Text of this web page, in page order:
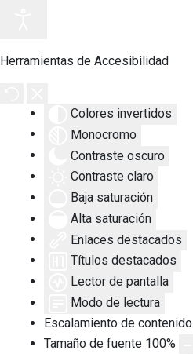
Herramientas de Accesibilidad
Colores invertidos
Monocromo
Contraste oscuro
Contraste claro
Baja saturación
Alta saturación
Enlaces destacados
Títulos destacados
Lector de pantalla
Modo de lectura
Escalamiento de contenido
Tamaño de fuente 100%